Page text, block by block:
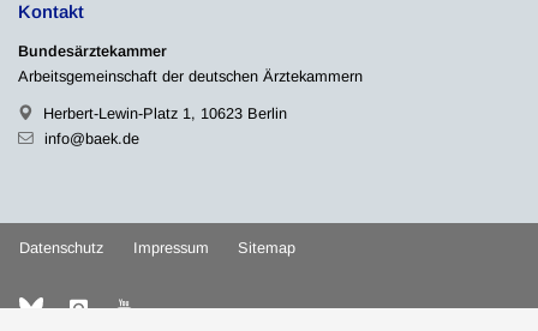
Kontakt
Bundesärztekammer
Arbeitsgemeinschaft der deutschen Ärztekammern
Herbert-Lewin-Platz 1, 10623 Berlin
info@baek.de
Datenschutz Impressum Sitemap